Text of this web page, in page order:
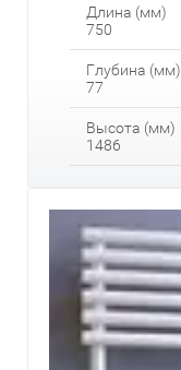
Длина (мм)
750
Глубина (мм)
77
Высота (мм)
1486